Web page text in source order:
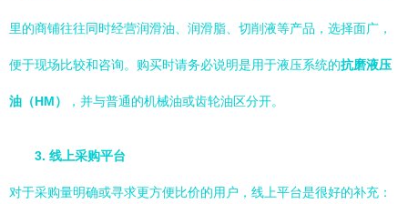
里的商铺往往同时经营润滑油、润滑脂、切削液等产品，选择面广，
便于现场比较和咨询。购买时请务必说明是用于液压系统的抗磨液压
油（HM） ，并与普通的机械油或齿轮油区分开。
3. 线上采购平台
对于采购量明确或寻求更方便比价的用户，线上平台是很好的补充：